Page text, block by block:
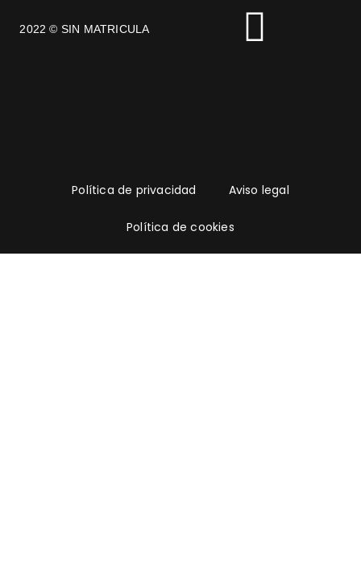
2022 © SIN MATRICULA
Política de privacidad Aviso legal
Política de cookies